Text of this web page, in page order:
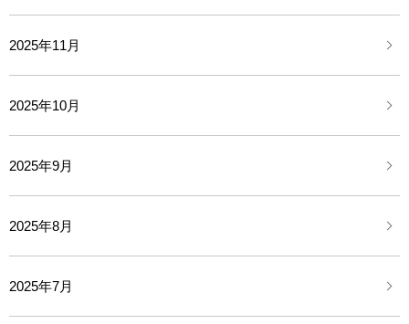
2025年11月
2025年10月
2025年9月
2025年8月
2025年7月